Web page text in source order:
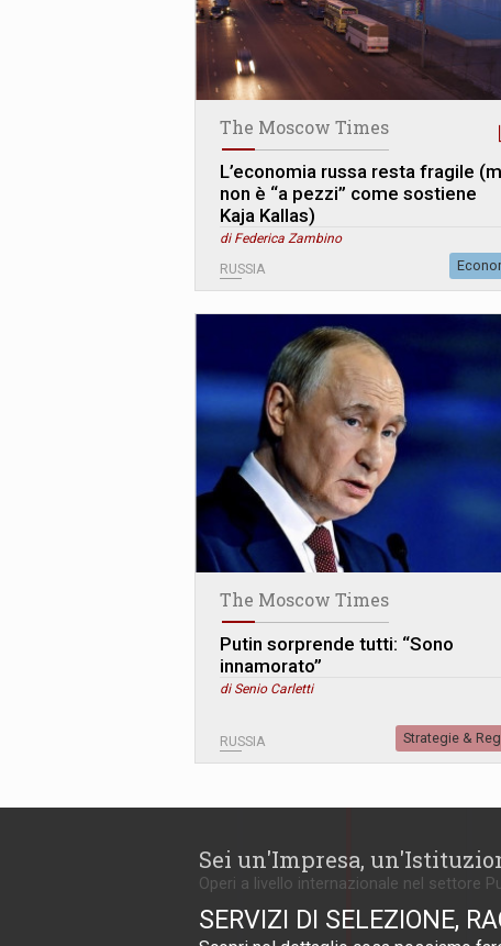
The Moscow Times
L’economia russa resta fragile
non è “a pezzi” come sostiene
Kaja Kallas)
di Federica Zambino
RUSSIA
The Moscow Times
Putin sorprende tutti: “Sono
innamorato”
di Senio Carletti
RUSSIA Strategie &
Sei un'Impresa,
Operi a livello internazionale nel settore
SERVIZI DI SELEZIONE,